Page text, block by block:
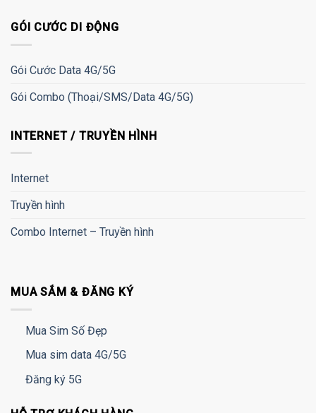
GÓI CƯỚC DI ĐỘNG
Gói Cước Data 4G/5G
Gói Combo (Thoại/SMS/Data 4G/5G)
INTERNET / TRUYỀN HÌNH
Internet
Truyền hình
Combo Internet – Truyền hình
MUA SẮM & ĐĂNG KÝ
Mua Sim Số Đẹp
Mua sim data 4G/5G
Đăng ký 5G